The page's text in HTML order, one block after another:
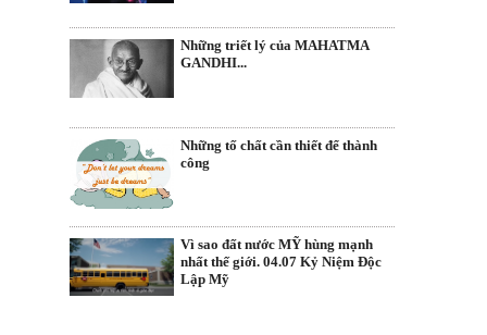
Những triết lý của MAHATMA
GANDHI...
Những tố chất cần thiết để thành
công
Vì sao đất nước MỸ hùng mạnh
nhất thế giới. 04.07 Kỷ Niệm Độc
Lập Mỹ